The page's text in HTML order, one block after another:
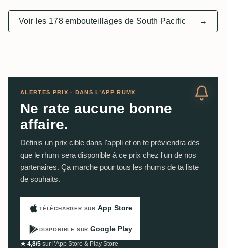
Voir les 178 embouteillages de South Pacific →
ALERTES PRIX · DANS L’APP RUMX
Ne rate aucune bonne
affaire.
Définis un prix cible dans l'appli et on te préviendra dès
que le rhum sera disponible à ce prix chez l'un de nos
partenaires. Ça marche pour tous les rhums de ta liste
de souhaits.
TÉLÉCHARGER SUR App Store
DISPONIBLE SUR Google Play
★ 4,8/5 sur l’App Store & Play Store